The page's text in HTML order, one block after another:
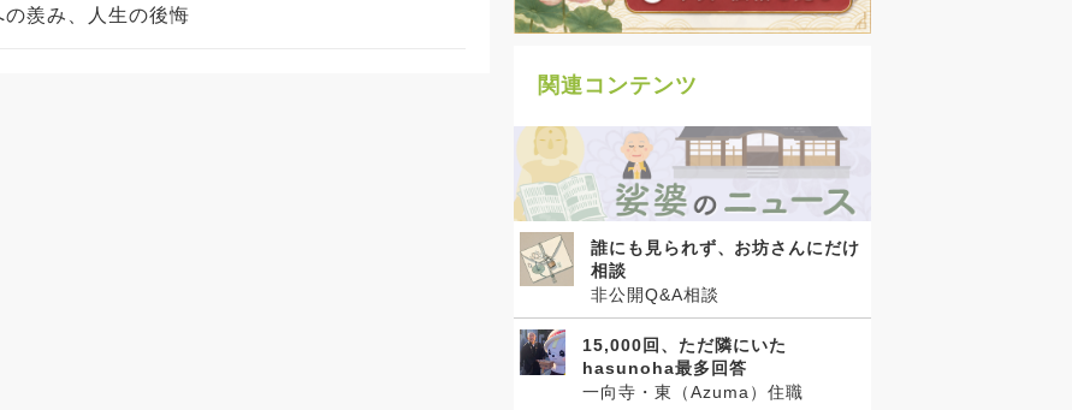
羨み、人生の後悔
関連コンテンツ
誰にも見られず、お坊さんにだけ
相談
非公開Q&A相談
15,000回、ただ隣にいた
hasunoha最多回答
一向寺・東（Azuma）住職